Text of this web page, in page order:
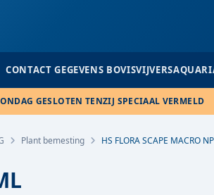
CONTACT GEGEVENS
GESLOTEN TENZIJ SPECIAAL VERMELD
Plant bemesting HS FLORA SCAPE MACRO